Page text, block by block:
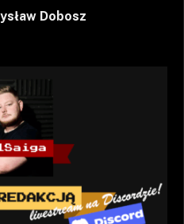
Dobosz